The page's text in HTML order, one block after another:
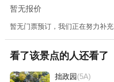
暂无报价
暂无门票预订，我们正在努力补充
看了该景点的人还看了
拙政园(5A)